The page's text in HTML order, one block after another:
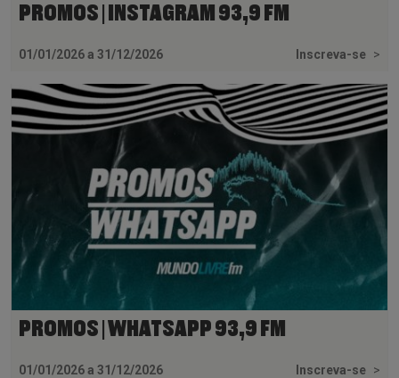
PROMOS | INSTAGRAM 93,9 FM
01/01/2026 a 31/12/2026 Inscreva-se >
PROMOS | WHATSAPP 93,9 FM
01/01/2026 a 31/12/2026 Inscreva-se >